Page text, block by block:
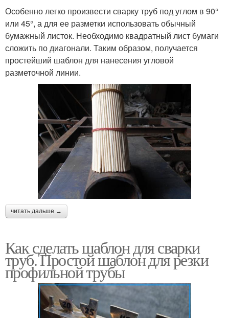
Особенно легко произвести сварку труб под углом в 90°
или 45°, а для ее разметки использовать обычный
бумажный листок. Необходимо квадратный лист бумаги
сложить по диагонали. Таким образом, получается
простейший шаблон для нанесения угловой
разметочной линии.
читать дальше →
Как сделать шаблон для сварки
труб. Простой шаблон для резки
профильной трубы